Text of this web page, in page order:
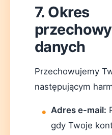
7. Okres
danych
Przechowujemy
następującym
Adres e-mail:
gdy Twoje